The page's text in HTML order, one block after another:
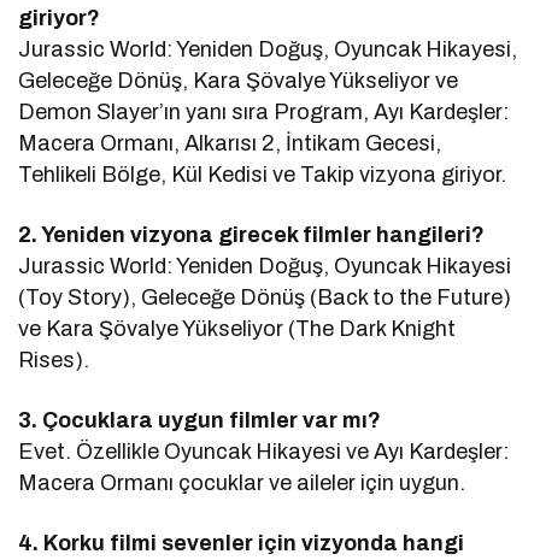
giriyor?
Jurassic World: Yeniden Doğuş, Oyuncak Hikayesi,
Geleceğe Dönüş, Kara Şövalye Yükseliyor ve
Demon Slayer’ın yanı sıra Program, Ayı Kardeşler:
Macera Ormanı, Alkarısı 2, İntikam Gecesi,
Tehlikeli Bölge, Kül Kedisi ve Takip vizyona giriyor.
2. Yeniden vizyona girecek filmler hangileri?
Jurassic World: Yeniden Doğuş, Oyuncak Hikayesi
(Toy Story), Geleceğe Dönüş (Back to the Future)
ve Kara Şövalye Yükseliyor (The Dark Knight
Rises).
3. Çocuklara uygun filmler var mı?
Evet. Özellikle Oyuncak Hikayesi ve Ayı Kardeşler:
Macera Ormanı çocuklar ve aileler için uygun.
4. Korku filmi sevenler için vizyonda hangi